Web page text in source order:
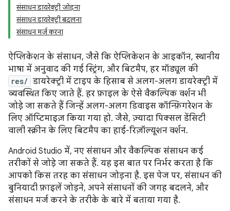
संसाधन डायरेक्ट्री जोड़ना
संसाधन डायरेक्ट्री बदलना
संसाधन मर्ज करना
ऐप्लिकेशन के संसाधन, जैसे कि ऐप्लिकेशन के आइकॉन, स्थानीय
भाषा में अनुवाद की गई स्ट्रिंग, और बिटमैप, हर मॉड्यूल की
res/ डायरेक्ट्री में टाइप के हिसाब से अलग-अलग डायरेक्ट्री में
व्यवस्थित किए जाते हैं. हर फ़ाइल के ऐसे वैकल्पिक वर्शन भी
जोड़े जा सकते हैं जिन्हें अलग-अलग डिवाइस कॉन्फ़िगरेशन के
लिए ऑप्टिमाइज़ किया गया हो. जैसे, ज़्यादा पिक्सल डेंसिटी
वाली स्क्रीन के लिए बिटमैप का हाई-रिज़ॉल्यूशन वर्शन.
Android Studio में, नए संसाधन और वैकल्पिक संसाधन कई
तरीकों से जोड़े जा सकते हैं. यह इस बात पर निर्भर करता है कि
आपको किस तरह का संसाधन जोड़ना है. इस पेज पर, संसाधन की
बुनियादी फ़ाइलें जोड़ने, अपने संसाधनों की जगह बदलने, और
संसाधन मर्ज करने के तरीके के बारे में बताया गया है.